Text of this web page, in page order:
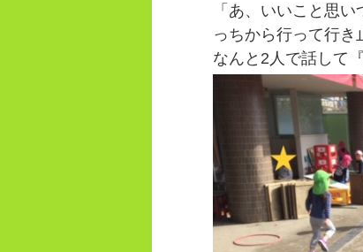
「あ、いいこと思
っちから行って行き
なんと2人で話して